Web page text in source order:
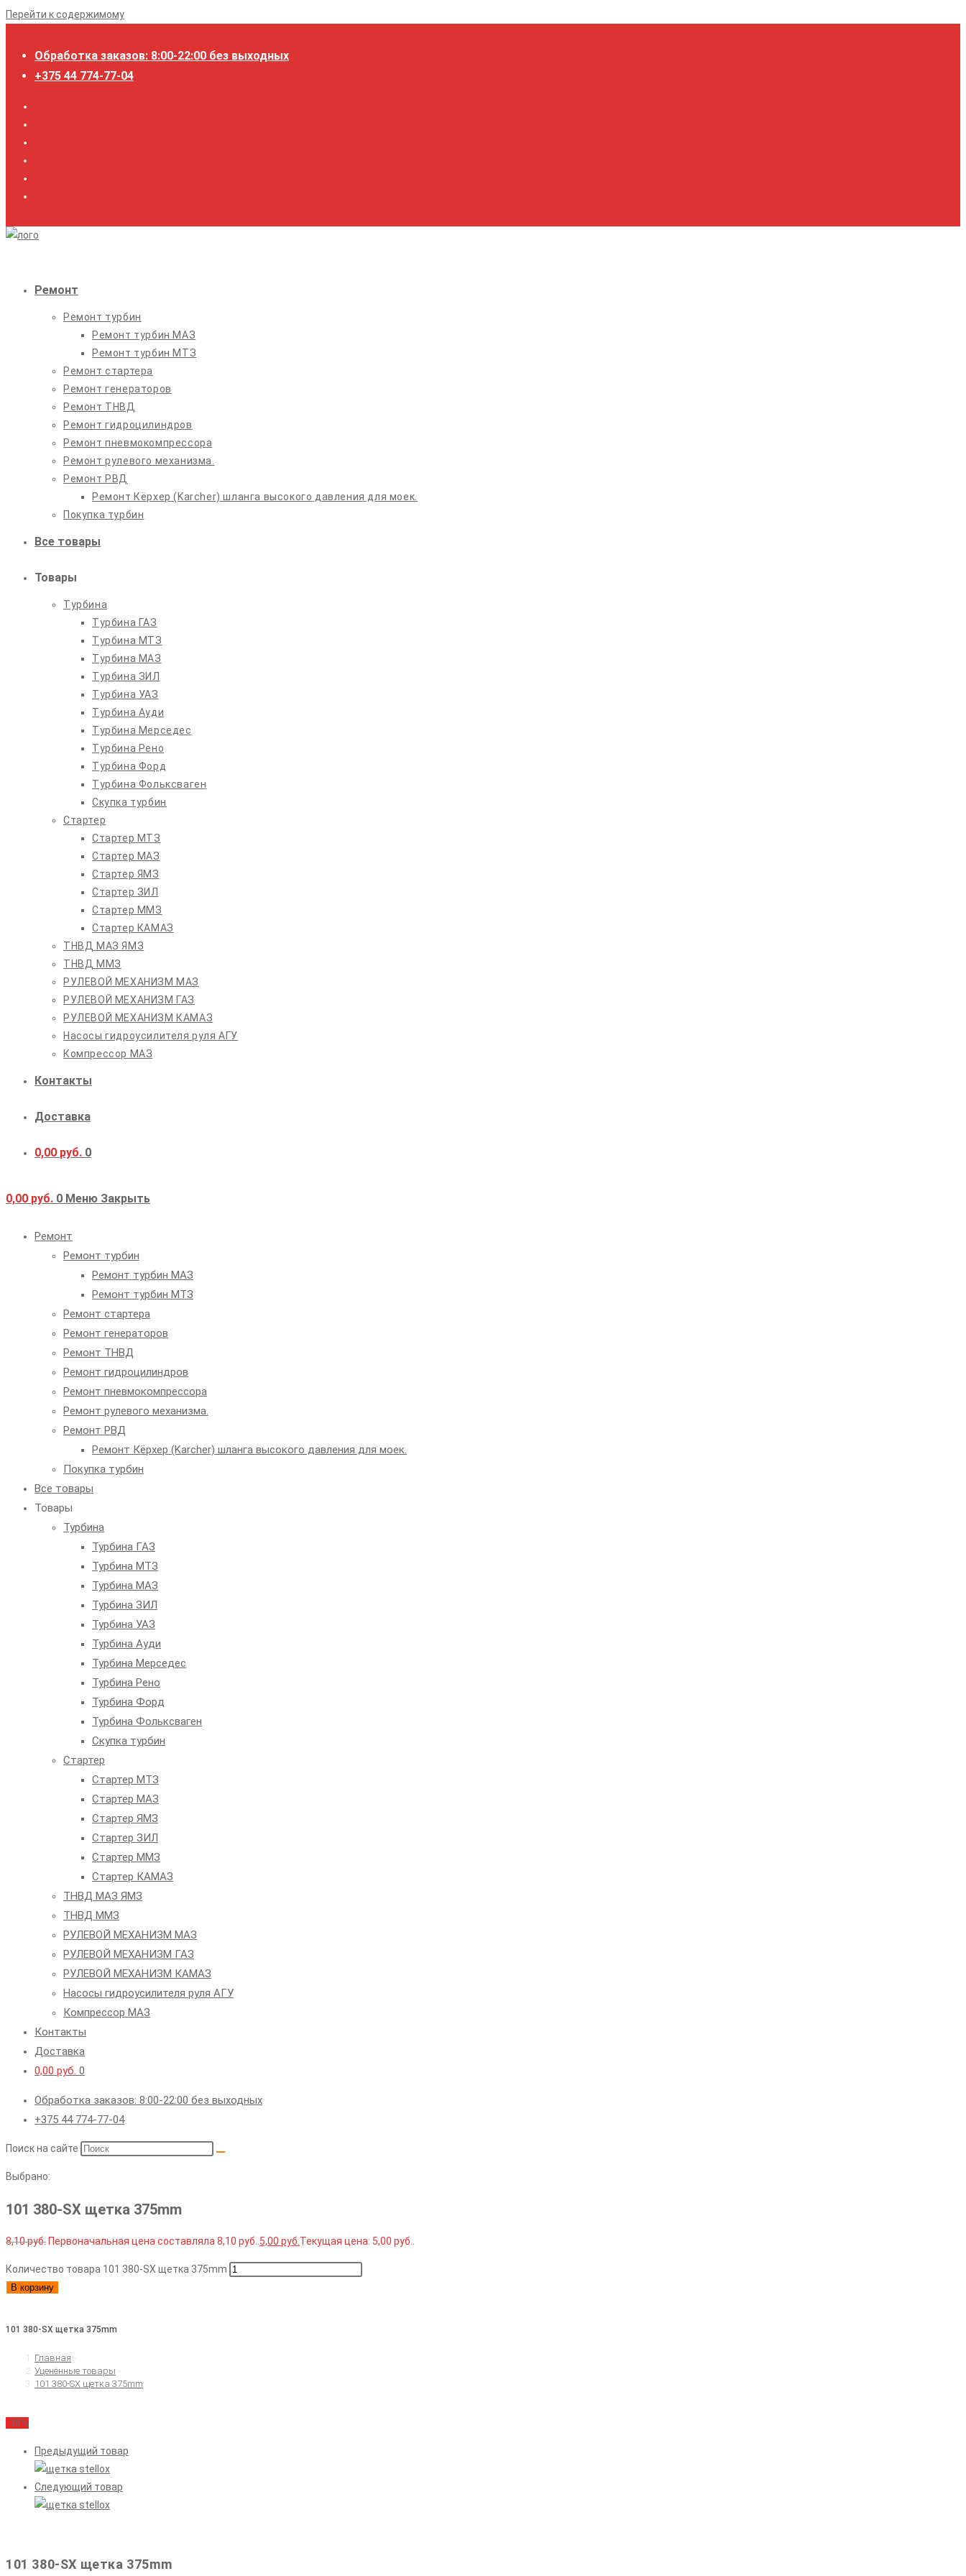
Перейти к содержимому
Обработка заказов: 8:00-22:00 без выходных
+375 44 774-77-04
Ремонт
Ремонт турбин
Ремонт турбин МАЗ
Ремонт турбин МТЗ
Ремонт стартера
Ремонт генераторов
Ремонт ТНВД
Ремонт гидроцилиндров
Ремонт пневмокомпрессора
Ремонт рулевого механизма.
Ремонт РВД
Ремонт Кёрхер (Karcher) шланга высокого давления для моек.
Покупка турбин
Все товары
Товары
Турбина
Турбина ГАЗ
Турбина МТЗ
Турбина МАЗ
Турбина ЗИЛ
Турбина УАЗ
Турбина Ауди
Турбина Мерседес
Турбина Рено
Турбина Форд
Турбина Фольксваген
Скупка турбин
Стартер
Стартер МТЗ
Стартер МАЗ
Стартер ЯМЗ
Стартер ЗИЛ
Стартер ММЗ
Стартер КАМАЗ
ТНВД МАЗ ЯМЗ
ТНВД ММЗ
РУЛЕВОЙ МЕХАНИЗМ МАЗ
РУЛЕВОЙ МЕХАНИЗМ ГАЗ
РУЛЕВОЙ МЕХАНИЗМ КАМАЗ
Насосы гидроусилителя руля АГУ
Компрессор МАЗ
Контакты
Доставка
0,00 руб. 0
0,00 руб. 0 Меню Закрыть
Ремонт
Ремонт турбин
Ремонт турбин МАЗ
Ремонт турбин МТЗ
Ремонт стартера
Ремонт генераторов
Ремонт ТНВД
Ремонт гидроцилиндров
Ремонт пневмокомпрессора
Ремонт рулевого механизма.
Ремонт РВД
Ремонт Кёрхер (Karcher) шланга высокого давления для моек.
Покупка турбин
Все товары
Товары
Турбина
Турбина ГАЗ
Турбина МТЗ
Турбина МАЗ
Турбина ЗИЛ
Турбина УАЗ
Турбина Ауди
Турбина Мерседес
Турбина Рено
Турбина Форд
Турбина Фольксваген
Скупка турбин
Стартер
Стартер МТЗ
Стартер МАЗ
Стартер ЯМЗ
Стартер ЗИЛ
Стартер ММЗ
Стартер КАМАЗ
ТНВД МАЗ ЯМЗ
ТНВД ММЗ
РУЛЕВОЙ МЕХАНИЗМ МАЗ
РУЛЕВОЙ МЕХАНИЗМ ГАЗ
РУЛЕВОЙ МЕХАНИЗМ КАМАЗ
Насосы гидроусилителя руля АГУ
Компрессор МАЗ
Контакты
Доставка
0,00 руб. 0
Обработка заказов: 8:00-22:00 без выходных
+375 44 774-77-04
Поиск на сайте
Выбрано:
101 380-SX щетка 375mm
8,10руб. Первоначальная цена составляла 8,10 руб.. 5,00 руб. Текущая цена: 5,00 руб..
Количество товара 101 380-SX щетка 375mm
В корзину
101 380-SX щетка 375mm
Главная
Уценённые товары
101 380-SX щетка 375mm
-38%
Предыдущий товар
Следующий товар
101 380-SX щетка 375mm